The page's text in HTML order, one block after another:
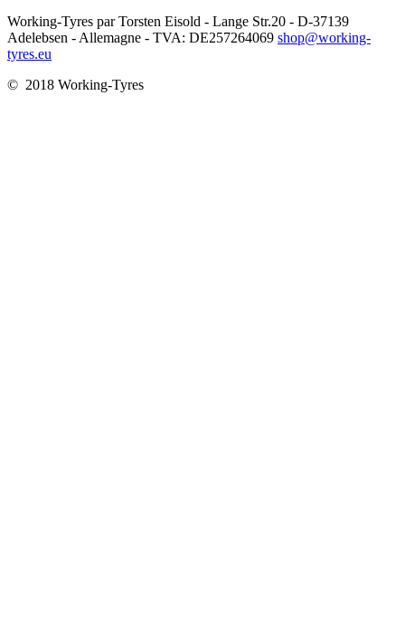
Working-Tyres par Torsten Eisold - Lange Str.20 - D-37139
Adelebsen - Allemagne - TVA: DE257264069 shop@working-
tyres.eu
© 2018 Working-Tyres